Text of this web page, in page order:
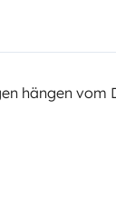
hängen vom